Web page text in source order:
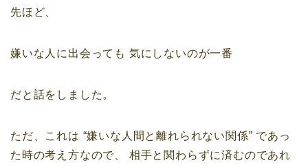
先ほど、
嫌いな人に出会っても 気にしないのが一番
だと話をしました。
ただ、これは “嫌いな人間と離れられない関係” であっ
た時の考え方なので、
相手と関わらずに済むのであれ